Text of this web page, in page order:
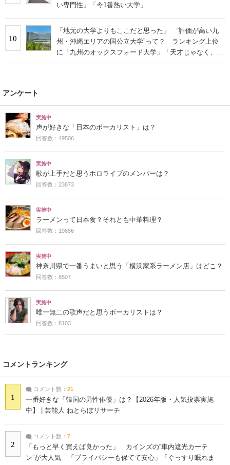
い専門性」「今1番熱い大学」
10
「地元の大学よりもここだと思った」 “評価が高い九
州・沖縄エリアの国公立大学”って？ ランキング上位
に「九州のオックスフォード大学」「天才じゃなく、努
力で目指せます」の声！
アンケート
実施中
声が好きな「日本のボーカリスト」は？
回答数：49506
実施中
歌が上手だと思うホロライブのメンバーは？
回答数：23873
実施中
ラーメンって日本食？それとも中華料理？
回答数：19656
実施中
神奈川県で一番うまいと思う「横浜家系ラーメン店」はどこ？
回答数：8507
実施中
唯一無二の歌声だと思うボーカリストは？
回答数：8103
コメントランキング
1
コメント数： 21
一番好きな「韓国の男性俳優」は？【2026年版・人気投票実施
中】 | 芸能人 ねとらぼリサーチ
2
コメント数： 7
「もっと早く買えば良かった」 カインズの“車内遮光カーテ
ン”が大人気 「プライバシーも保てて安心」「ぐっすり眠れま